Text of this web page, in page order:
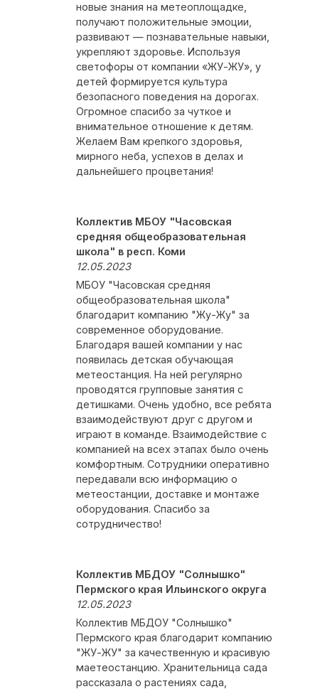
новые знания на метеоплощадке,
получают положительные эмоции,
развивают — познавательные навыки,
укрепляют здоровье. Используя
светофоры от компании «ЖУ-ЖУ», у
детей формируется культура
безопасного поведения на дорогах.
Огромное спасибо за чуткое и
внимательное отношение к детям.
Желаем Вам крепкого здоровья,
мирного неба, успехов в делах и
дальнейшего процветания!
Коллектив МБОУ "Часовская
средняя общеобразовательная
школа" в респ. Коми
12.05.2023
МБОУ "Часовская средняя
общеобразовательная школа"
благодарит компанию "Жу-Жу" за
современное оборудование.
Благодаря вашей компании у нас
появилась детская обучающая
метеостанция. На ней регулярно
проводятся групповые занятия с
детишками. Очень удобно, все ребята
взаимодействуют друг с другом и
играют в команде. Взаимодействие с
компанией на всех этапах было очень
комфортным. Сотрудники оперативно
передавали всю информацию о
метеостанции, доставке и монтаже
оборудования. Спасибо за
сотрудничество!
Коллектив МБДОУ "Солнышко"
Пермского края Ильинского округа
12.05.2023
Коллектив МБДОУ "Солнышко"
Пермского края благодарит компанию
"ЖУ-ЖУ" за качественную и красивую
маетеостанцию. Хранительница сада
рассказала о растениях сада,